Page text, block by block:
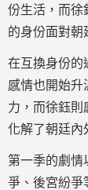
份生活，而徐
的身份面對朝
在互換身份的
感情也開始升
力，而徐鈺則
化解了朝廷內
第一季的劇情
爭、後宮紛爭